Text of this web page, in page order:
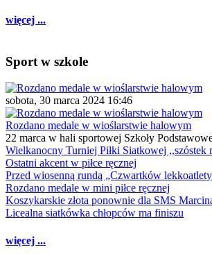
więcej ...
Sport w szkole
sobota, 30 marca 2024 16:46
Rozdano medale w wioślarstwie halowym
22 marca w hali sportowej Szkoły
Wielkanocny Turniej Piłki Siatkowej ,,szóstek
Ostatni akcent w piłce ręcznej
Przed wiosenną rundą „Czwartków
Rozdano medale w mini piłce ręcznej
Koszykarskie złota ponownie dla SMS
Licealna siatkówka chłopców ma finiszu
więcej ...